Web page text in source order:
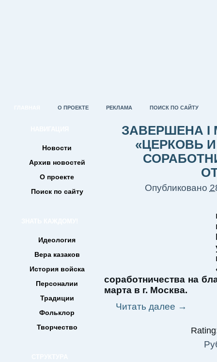
О ПРОЕКТЕ РЕКЛАМА ПОИСК ПО САЙТУ
Новости
Архив новостей
О проекте
Поиск по сайту
Идеология
Вера казаков
История войска
Персоналии
Традиции
Фольклор
Творчество
ЗАВЕРШЕНА I
«ЦЕРКОВЬ
Опубликовано
соработничества на
марта в г. Москва.
Читать далее →